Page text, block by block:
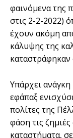
φαινόμενα της
στις 2-2-2022)
έχουν ακόμη
κάλυψης της
Υπάρχει
εφάπαξ
πολίτες της
φάση τις
καταστήματα,